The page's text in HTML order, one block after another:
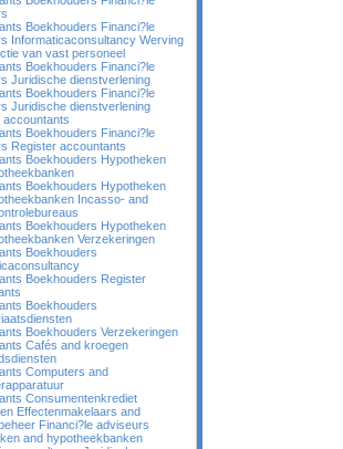
Boekhouders Financi?le
Informaticaconsultancy Werving
van vast personeel
Boekhouders Financi?le
Juridische dienstverlening
Boekhouders Financi?le
Juridische dienstverlening
accountants
Boekhouders Financi?le
Register accountants
Boekhouders Hypotheken
Boekhouders Hypotheken
Incasso- and
Boekhouders Hypotheken
Verzekeringen
Boekhouders
Boekhouders Register
Boekhouders
Boekhouders Verzekeringen
Cafés and kroegen
Computers and
Consumentenkrediet
Effectenmakelaars and
Financi?le adviseurs
and hypotheekbanken